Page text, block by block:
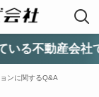
社です。ご
ンに関するQ&A